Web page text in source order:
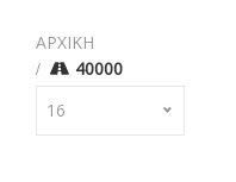
ΑΡΧΙΚΗ
40000
16